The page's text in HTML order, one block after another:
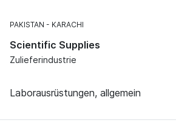
PAKISTAN KARACHI
Scientific Supplies
Zulieferindustrie
Laborausrüstungen, allgemein